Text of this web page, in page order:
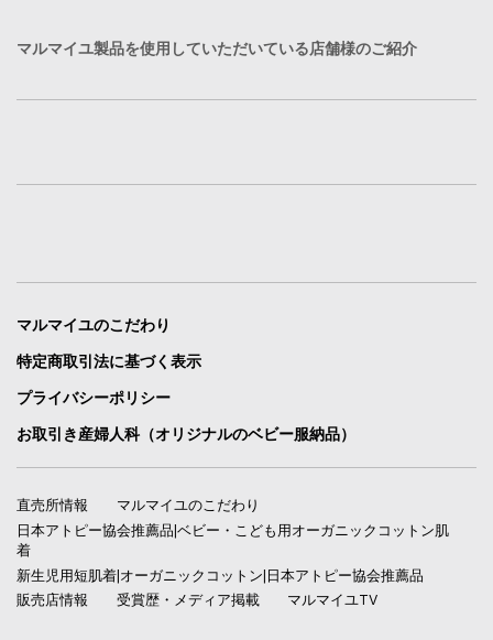
マルマイユ製品を使用していただいている店舗様のご紹介
マルマイユのこだわり
特定商取引法に基づく表示
プライバシーポリシー
お取引き産婦人科（オリジナルのベビー服納品）
直売所情報
マルマイユのこだわり
日本アトピー協会推薦品|ベビー・こども用オーガニックコットン肌
着
新生児用短肌着|オーガニックコットン|日本アトピー協会推薦品
販売店情報
受賞歴・メディア掲載 マルマイユTV